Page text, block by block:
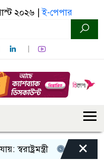
২০২৬ |ই-পেপার
তিন দিনের
×